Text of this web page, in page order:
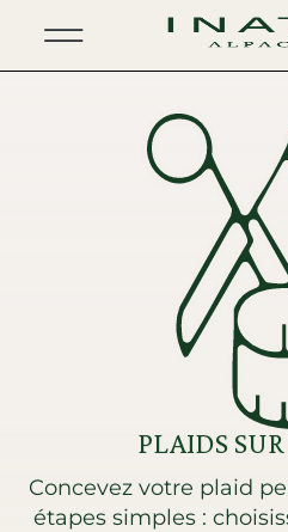
PLAIDS
Concevez votre plaid
étapes simples :